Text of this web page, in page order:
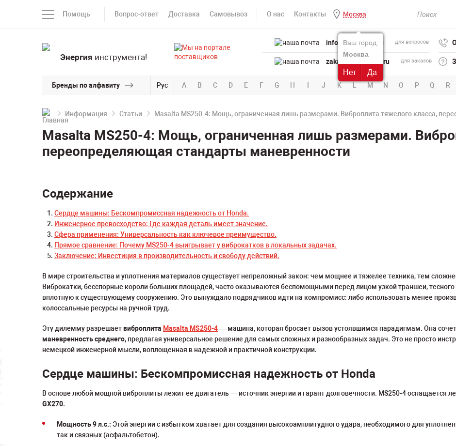
Помощь Вопрос-ответ Доставка Самовывоз О нас Контакты Москва
Ваш город:
Москва
Нет Да
Энергия инструмента!
info@powertool.ru для вопросов
zakaz@powertool.ru для заказов
Бренды по алфавиту Рус A B C D E F G H I J K L M N O P Q R
Информация Статьи Masalta MS250-4: Мощь, ограниченная лишь размерами. Виброплита тяжелого класса,
Masalta MS250-4: Мощь, ограниченная лишь размерами.
переопределяющая стандарты маневренности
Содержание
Сердце машины: Бескомпромиссная надежность от Honda.
Инженерное превосходство: Где каждая деталь имеет значение.
Сфера применения: Универсальность как ключевое преимущество.
Прямое сравнение: Почему MS250-4 выигрывает у виброкатков в локальных задачах.
Заключение: Инвестиция в производительность и свободу действий.
В мире строительства и уплотнения материалов существует непреложный закон: чем мощнее и тяжелее техника, тем
Виброкатки, бесспорные короли больших площадей, часто оказываются беспомощными перед лицом узкой траншеи,
вплотную к существующему сооружению. Это вынуждало подрядчиков идти на компромисс: либо использовать менее
колоссальные ресурсы на ручной труд.
Эту дилемму разрешаетвиброплита Masalta MS250-4— машина, которая бросает вызов устоявшимся парадигмам. Она
маневренность среднего, предлагая универсальное решение для самых сложных и разнообразных задач. Это не просто
немецкой инженерной мысли, воплощенная в надежной и практичной конструкции.
Сердце машины: Бескомпромиссная надежность от Honda
В основе любой мощной виброплиты лежит ее двигатель — источник энергии и гарант долговечности. MS250-4 оснащается
GX270.
Мощность 9 л.с.: Этой энергии с избытком хватает для создания высокоамплитудного удара, необходимого для
так и связных (асфальтобетон).